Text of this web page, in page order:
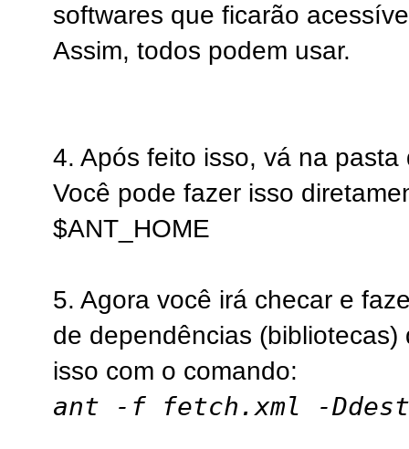
softwares que ficarão
Assim, todos podem usar.
4. Após feito isso, vá na pasta
Você pode fazer isso
$ANT_HOME
5. Agora você irá checar e
de dependências (bibliotecas)
isso com o comando:
ant -f fetch.xml -